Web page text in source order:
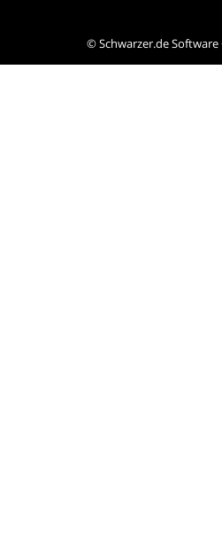
©Schwarzer.de